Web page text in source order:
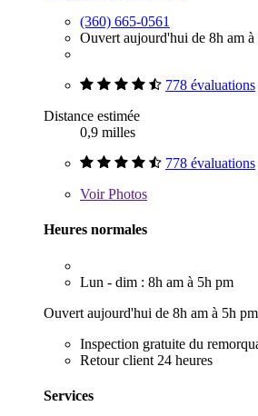
(360) 665-0561
Ouvert aujourd'hui de 8h am à
778 évaluations
Distance estimée
0,9 milles
778 évaluations
VoirPhotos
Heures normales
Lun - dim : 8h am à 5h pm
Ouvert aujourd'hui de 8h am à 5h pm
Inspection gratuite du
Retour client 24 heures
Services